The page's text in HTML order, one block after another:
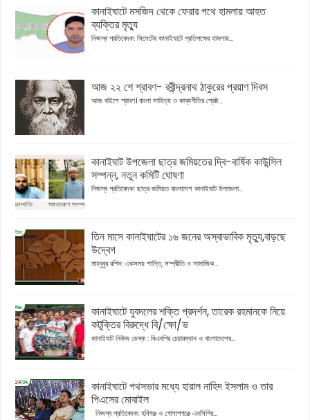
কানাইঘাটে মসজিদ থেকে ফেরার পথে হামলায় আহত
ব্যক্তির মৃত্যু
নিজস্ব প্রতিবেদক: সিলেটের কানাইঘাটে প্রতিপক্ষের হামলায়...
আজ ২২ শে শ্রাবণ- রবীন্দ্রনাথ ঠাকুরের প্রয়াণ দিবস
আজ বাইশে শ্রাবণ। বাংলা সাহিত্য ও কাব্যগীতির শ্রেষ্ঠ...
কানাইঘাট উপজেলা ছাত্র জমিয়তের দ্বি-বার্ষিক কাউন্সিল
সম্পন্ন, নতুন কমিটি ঘোষণা
নিজস্ব প্রতিবেদক: ছাত্র জমিয়ত বাংলাদেশ কানাইঘাট উপজেলা...
তিন মাসে কানাইঘাটের ১৬ জনের অস্বাভাবিক মৃত্যু,বাড়ছে
উদ্বেগ
মাহবুবুর রশিদ: একসময় শান্তি, সম্প্রীতি ও সামাজিক...
কানাইঘাটে যুবদলের শক্তি প্রদর্শন, তারেক রহমানকে নিয়ে
কটূক্তির বিরুদ্ধে বি/ক্ষো/ভ
কানাইঘাট নিউজ ডেস্ক : বিএনপির চেয়ারম্যান ও বাংলাদেশের...
কানাইঘাটে পথসভার মধ্যে হারাল নাহিদ ইসলাম ও তার
পিএসের মোবাইল
নিজস্ব প্রতিবেদক: হবিগঞ্জ ও গোলাপগঞ্জে এনসিপির...